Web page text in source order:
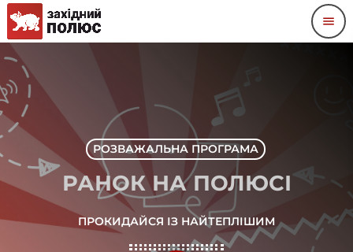
menu
РОЗВАЖАЛЬНА ПРОГРАМА
РАНОК НА ПОЛЮСІ
ПРОКИДАЙСЯ ІЗ НАЙТЕПЛІШИМ